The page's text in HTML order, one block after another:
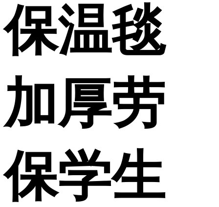
保温毯
加厚劳
保学生